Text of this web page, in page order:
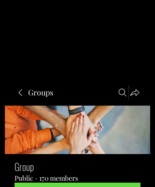
Groups
Group
Public · 170 members